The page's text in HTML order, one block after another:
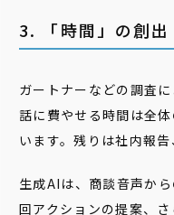
3. 「時間」の創
ガートナーなどの調査
話に費やせる時間は全
います。残りは社内報告
生成AIは、商談音声か
回アクションの提案、